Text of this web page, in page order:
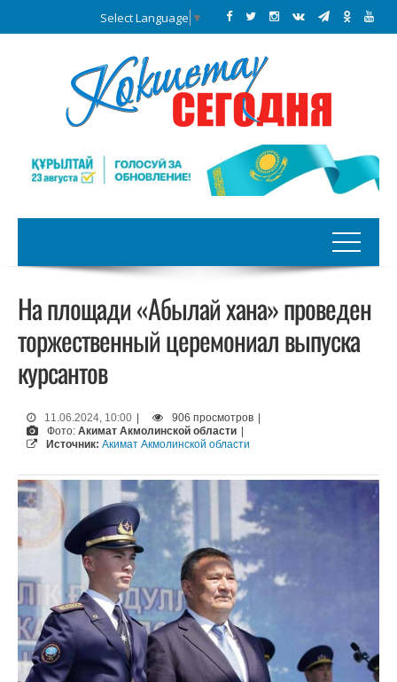
Select Language ▼
На площади «Абылай хана» проведен
торжественный церемониал выпуска
курсантов
11.06.2024, 10:00 906 просмотров
Фото: Акимат Акмолинской области
Источник: Акимат Акмолинской области